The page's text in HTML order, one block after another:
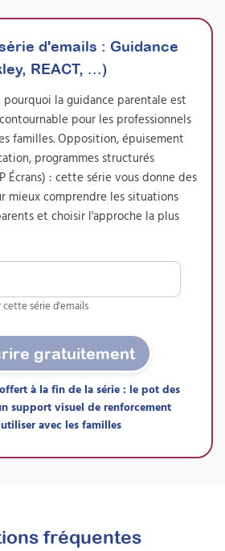
un PEHP de type
» pour familles
présentant un
– Pratique
supervisée
de formation
: accompagnez une
points réguliers avec votre
votre dossier de pratique
tout au long du parcours et
royale vers la certification.
21/09/2026
réparties sur 26
d'emails : Guidance
REACT, ...)
pourquoi la guidance parentale est
pour les professionnels
familles. Opposition, épuisement
programmes structurés
Écrans) : cette série vous donne des
mieux comprendre les situations
et choisir l'approche la plus
série d'emails
gratuitement
à la fin de la série : le pot des
support visuel de renforcement
avec les familles
fréquentes